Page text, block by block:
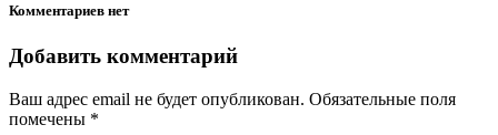
Комментариев нет
Добавить комментарий
Ваш адрес email не будет опубликован. Обязательные поля
помечены *